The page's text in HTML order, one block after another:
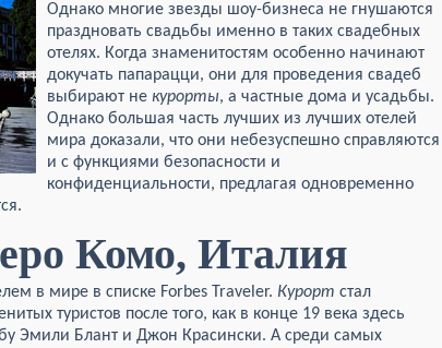
Однако многие звезды шоу-бизнеса не гнушаются
праздновать свадьбы именно в таких свадебных
отелях. Когда знаменитостям особенно начинают
докучать папарацци, они для проведения свадеб
выбирают не курорты, а частные дома и усадьбы.
Однако большая часть лучших из лучших отелей
мира доказали, что они небезуспешно справляются
и с функциями безопасности и
конфиденциальности, предлагая одновременно
Комо, Италия
в мире в списке Forbes Traveler. Курорт стал
туристов после того, как в конце 19 века здесь
Эмили Блант и Джон Красински. А среди самых